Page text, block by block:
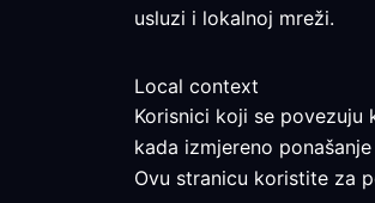
usluzi i lokalnoj mreži.
Local context
Korisnici koji se
kada izmjereno
Ovu stranicu koristite za